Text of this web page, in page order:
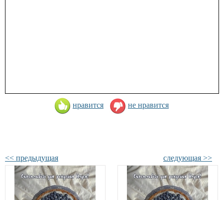
нравится не нравится
<< предыдущая следующая >>